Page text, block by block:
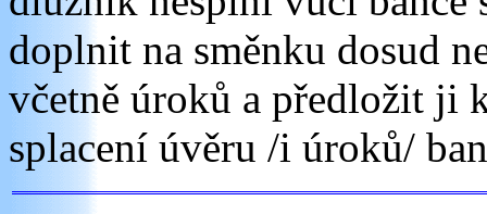
doplnit na směnku dosud
včetně úroků a předložit ji
splacení úvěru /i úroků/